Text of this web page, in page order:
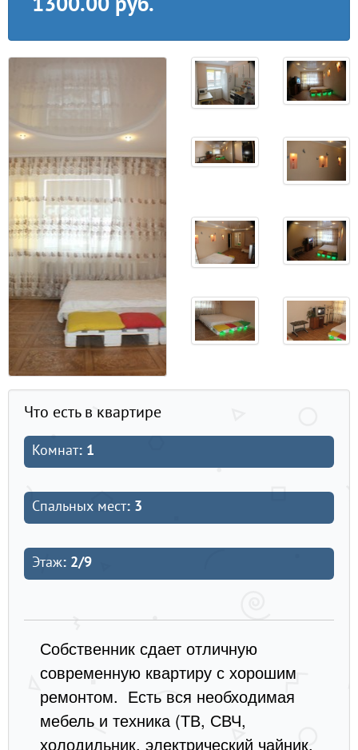
1300.00 руб.
Что есть в квартире
Комнат: 1
Спальных мест: 3
Этаж: 2/9
Собственник сдает отличную
современную квартиру с хорошим
ремонтом. Есть вся необходимая
мебель и техника (ТВ, СВЧ,
холодильник, электрический чайник,